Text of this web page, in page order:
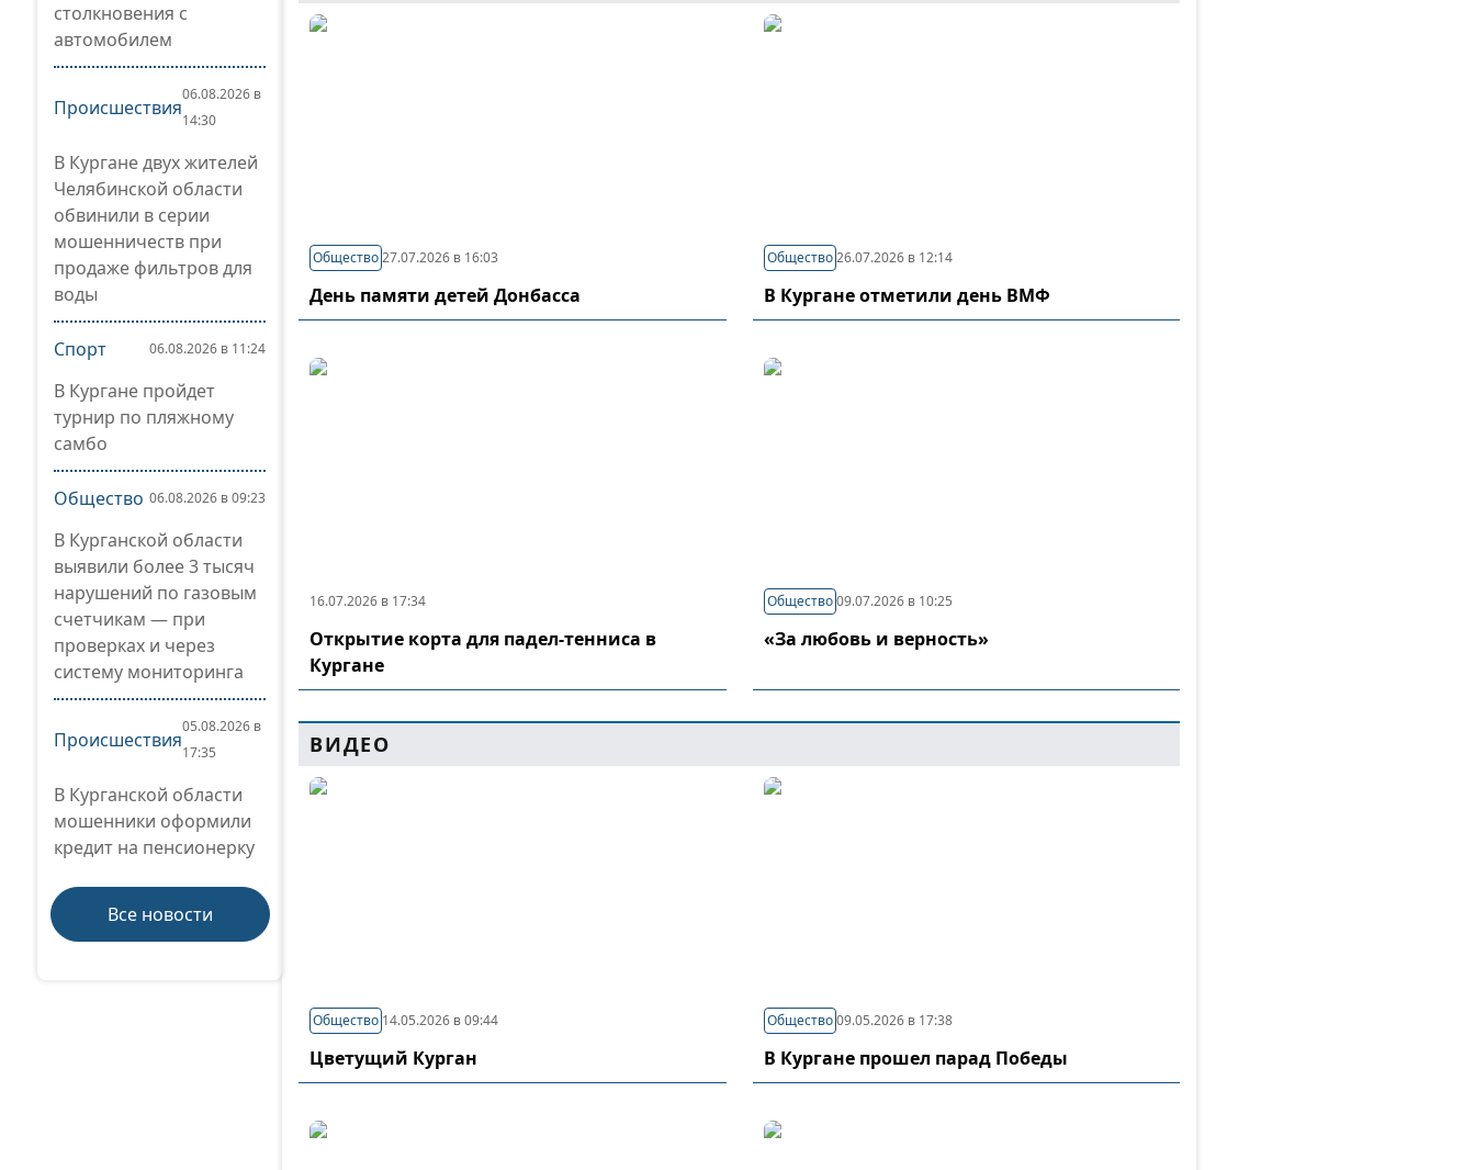
столкновения с
автомобилем
Происшествия
06.08.2026 в
14:30
В Кургане двух жителей
Челябинской области
обвинили в серии
мошенничеств при
продаже фильтров для
воды
Спорт 06.08.2026 в 11:24
В Кургане пройдет
турнир по пляжному
самбо
Общество 06.08.2026 в 09:23
В Курганской области
выявили более 3 тысяч
нарушений по газовым
счетчикам — при
проверках и через
систему мониторинга
Происшествия
05.08.2026 в
17:35
В Курганской области
мошенники оформили
кредит на пенсионерку
Все новости
Общество27.07.2026 в 16:03
День памяти детей Донбасса
Общество 26.07.2026 в 12:14
В Кургане отметили день ВМФ
16.07.2026 в 17:34
Открытие корта для падел-тенниса в
Кургане
Общество 09.07.2026 в 10:25
«За любовь и верность»
ВИДЕО
Общество 14.05.2026 в 09:44
Цветущий Курган
Общество 09.05.2026 в 17:38
В Кургане прошел парад Победы